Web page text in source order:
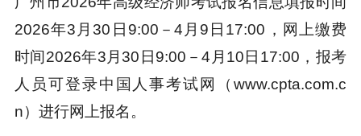
2026年3月30日9:00－4月9日17:00，网上缴费
时间2026年3月30日9:00－4月10日17:00， 报考
人员可登录中国人事考试网（www.cpta.com.c
n）进行网上报名。